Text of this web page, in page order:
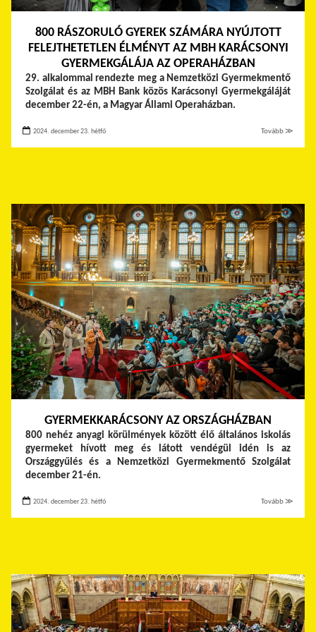
800 RÁSZORULÓ GYEREK SZÁMÁRA NYÚJTOTT
FELEJTHETETLEN ÉLMÉNYT AZ MBH KARÁCSONYI
GYERMEKGÁLÁJA AZ OPERAHÁZBAN
29. alkalommal rendezte meg a Nemzetközi Gyermekmentő
Szolgálat és az MBH Bank közös Karácsonyi Gyermekgáláját
december 22-én, a Magyar Állami Operaházban.
2024. december 23. hétfő Tovább ≫
GYERMEKKARÁCSONY AZ ORSZÁGHÁZBAN
800 nehéz anyagi körülmények között élő általános iskolás
gyermeket hívott meg és látott vendégül idén is az
Országgyűlés és a Nemzetközi Gyermekmentő Szolgálat
december 21-én.
2024. december 23. hétfő Tovább ≫